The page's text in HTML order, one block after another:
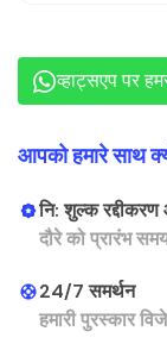
व्हाट्सएप पर
आपको हमारे साथ
नि: शुल्क
दौरे को प्रारंभ
24/7 समर्थन
हमारी पुरस्कार